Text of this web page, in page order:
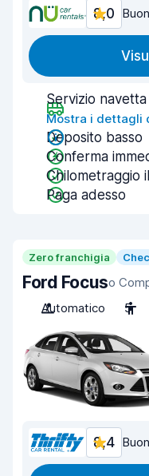
8,0
Servizio
Mostra i dettagli
Deposito basso
Conferma
Chilometraggio
Paga adesso
Zero franchigia
Ford Focuso
Automatico
5
8,4